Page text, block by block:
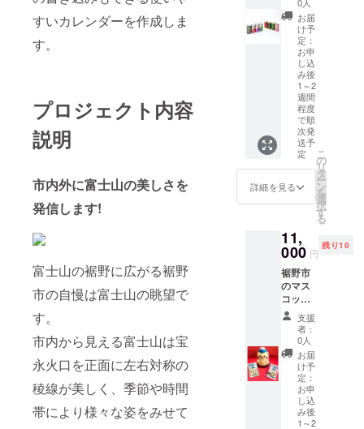
すいカレンダーを作成しま
す。
プロジェクト内容
説明
市内外に富士山の美しさを
発信します!
富士山の裾野に広がる裾野
市の自慢は富士山の眺望で
す。
市内から見える富士山は宝
永火口を正面に左右対称の
稜線が美しく、季節や時間
帯により様々な姿をみせて
た、地
元裾野
で大人
気の自
販機で
提供さ
れてい
る手作
りク
レープ
です。
他県の
方にも
気軽に
食べて
もらえ
冷凍に
しまし
た。 食
べやす
い春巻
き状の
クレー
プで端
から端
まで具
がぎっ
しり
入って
いま
す。 い
ビール
は、時
之栖自
信の品
です。
伊豆の
国ビー
ルは本
格的な
ヨー
ロッパ
スタイ
ルの
ビー
ル。原
料はド
フラン
ス、イ
ギリス
とEU諸
国より
取り寄
せた、
どれも
厳選素
材。 ■
内容量/
製造地
御殿場
高原
ビール
0人
お届
け予
定：
お申
し込
み後
1～2
週間
程度
で順
次発
送予
定
詳細を見る
こ
の
リ
タ
ー
ン
を
選
択
す
る
11,
000 円
残り10
裾野市
のマス
コット
キャラ
クター
すその
んは、
富士山
と裾野
水餃子
をモ
チーフ
支援
者：
0人
お届
け予
定：
お申
し込
み後
1～2